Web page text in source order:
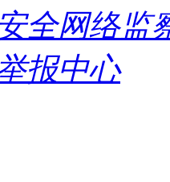
全网络监
报中心